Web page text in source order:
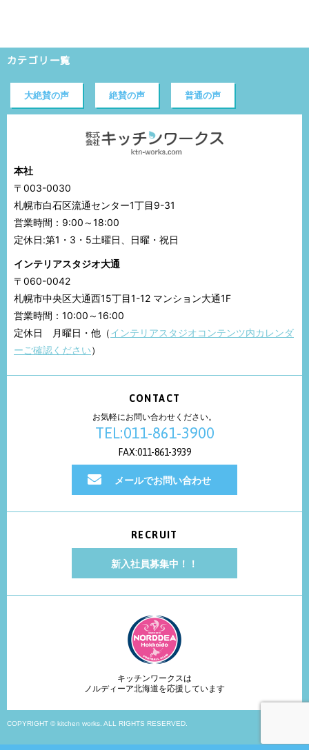
カテゴリ一覧
大絶賛の声 絶賛の声 普通の声
本社
〒003-0030
札幌市白石区流通センター1丁目9-31
営業時間：9:00～18:00
定休日:第1・3・5土曜日、日曜・祝日
インテリアスタジオ大通
〒060-0042
札幌市中央区大通西15丁目1-12 マンション大通1F
営業時間：10:00～16:00
定休日 月曜日・他（インテリアスタジオコンテンツ内カレンダ
ーご確認ください）
CONTACT
お気軽にお問い合わせください。
TEL:011-861-3900
FAX:011-861-3939
メールでお問い合わせ
RECRUIT
新入社員募集中！！
キッチンワークスは
ノルディーア北海道を応援しています
COPYRIGHT © kitchen works. ALL RIGHTS RESERVED.